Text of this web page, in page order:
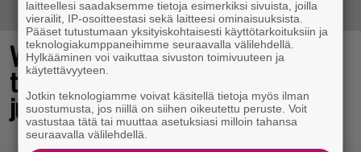
Vuonna 2018 nähdyn
toimintaroolipelin jatko-osa sai
julkaisupäivänsä
laitteellesi saadaksemme tietoja esimerkiksi sivuista, joilla
vierailit, IP-osoitteestasi sekä laitteesi ominaisuuksista.
Pääset tutustumaan yksityiskohtaisesti käyttötarkoituksiin ja
teknologiakumppaneihimme seuraavalla välilehdellä.
Hylkääminen voi vaikuttaa sivuston toimivuuteen ja
käytettävyyteen.
Jotkin teknologiamme voivat käsitellä tietoja myös ilman
suostumusta, jos niillä on siihen oikeutettu peruste. Voit
vastustaa tätä tai muuttaa asetuksiasi milloin tahansa
seuraavalla välilehdellä.